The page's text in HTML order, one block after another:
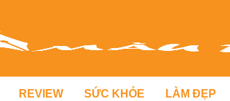
REVIEW SỨC KHỎE LÀM ĐẸP